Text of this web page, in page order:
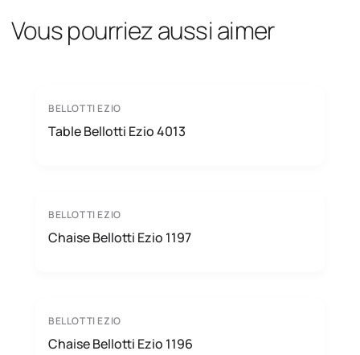
Vous pourriez aussi aimer
BELLOTTI EZIO
Table Bellotti Ezio 4013
BELLOTTI EZIO
Chaise Bellotti Ezio 1197
BELLOTTI EZIO
Chaise Bellotti Ezio 1196